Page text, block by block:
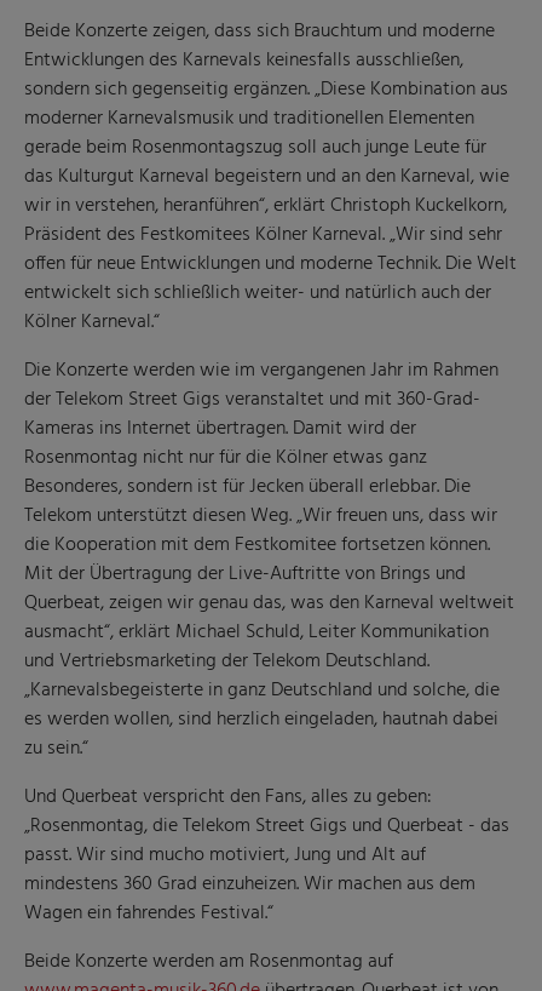
Beide Konzerte zeigen, dass sich Brauchtum und moderne
Entwicklungen des Karnevals keinesfalls ausschließen,
sondern sich gegenseitig ergänzen. „Diese Kombination aus
moderner Karnevalsmusik und traditionellen Elementen
gerade beim Rosenmontagszug soll auch junge Leute für
das Kulturgut Karneval begeistern und an den Karneval, wie
wir in verstehen, heranführen“, erklärt Christoph Kuckelkorn,
Präsident des Festkomitees Kölner Karneval. „Wir sind sehr
offen für neue Entwicklungen und moderne Technik. Die Welt
entwickelt sich schließlich weiter- und natürlich auch der
Kölner Karneval.“
Die Konzerte werden wie im vergangenen Jahr im Rahmen
der Telekom Street Gigs veranstaltet und mit 360-Grad-
Kameras ins Internet übertragen. Damit wird der
Rosenmontag nicht nur für die Kölner etwas ganz
Besonderes, sondern ist für Jecken überall erlebbar. Die
Telekom unterstützt diesen Weg. „Wir freuen uns, dass wir
die Kooperation mit dem Festkomitee fortsetzen können.
Mit der Übertragung der Live-Auftritte von Brings und
Querbeat, zeigen wir genau das, was den Karneval weltweit
ausmacht“, erklärt Michael Schuld, Leiter Kommunikation
und Vertriebsmarketing der Telekom Deutschland.
„Karnevalsbegeisterte in ganz Deutschland und solche, die
es werden wollen, sind herzlich eingeladen, hautnah dabei
zu sein.“
Und Querbeat verspricht den Fans, alles zu geben:
„Rosenmontag, die Telekom Street Gigs und Querbeat - das
passt. Wir sind mucho motiviert, Jung und Alt auf
mindestens 360 Grad einzuheizen. Wir machen aus dem
Wagen ein fahrendes Festival.“
Beide Konzerte werden am Rosenmontag auf